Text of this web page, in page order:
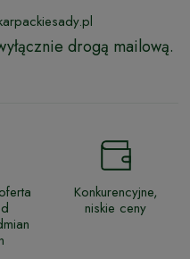
drogą mailową.
Konkurencyjne,
niskie ceny